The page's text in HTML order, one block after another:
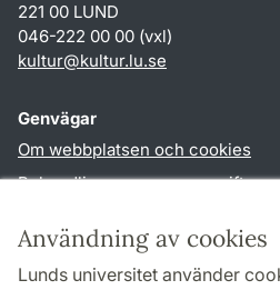
Användning av cookies
Lunds universitet använder
221 00 LUND
046-222 00 00 (vxl)
kultur@kultur.lu.se
Genvägar
Om webbplatsen och cookies
Behandling av personuppgifter
TYPO3-login